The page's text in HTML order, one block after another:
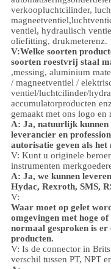
verkoopluchtcilinder,
magneetventiel,
ventiel, hydraulisch
oliefitting, drukmeterenz.
V:Welke soorten
soorten roestvrij staal
,messing, aluminium
/ magneetventiel /
ventiel/luchtcilinder/
accumulatorproducten
gemaakt met ons logo en
A: Ja, natuurlijk
leverancier en
autorisatie geven als het
V: Kunt u originele
instrumenten
A: Ja, we kunnen
Hydac, Rexroth, SMS,
V:
Waar moet op gelet
omgevingen met hoge
normaal gesproken is
producten.
V: Is de connector in
verschil tussen PT, NPT